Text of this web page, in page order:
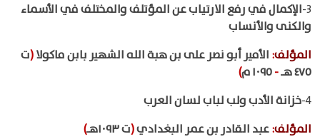
3- الإكمال في رفع الارتياب عن المؤتلف والمختلف في الأسماء
والكنى والأنساب
المؤلف: الأمير أبو نصر على بن هبة الله الشهير بابن ماكولا(ت
٤٧٥ هـ
-
)
4- خزانة الأدب ولب لباب لسان العرب
المؤلف:عبد القادر بن عمر البغدادي(ت ١٠٩٣هـ
)